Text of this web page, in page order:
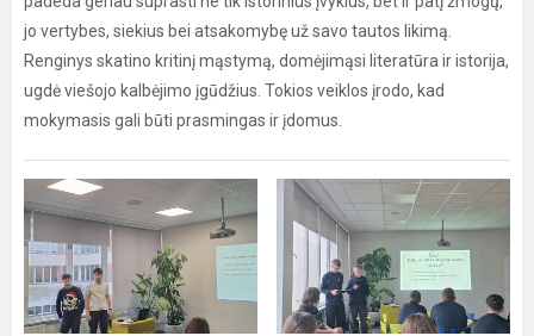
jo vertybes, siekius bei atsakomybę už savo tautos likimą.
Renginys skatino kritinį mąstymą, domėjimąsi literatūra ir istorija,
ugdė viešojo kalbėjimo įgūdžius. Tokios veiklos įrodo, kad
mokymasis gali būti prasmingas ir įdomus.